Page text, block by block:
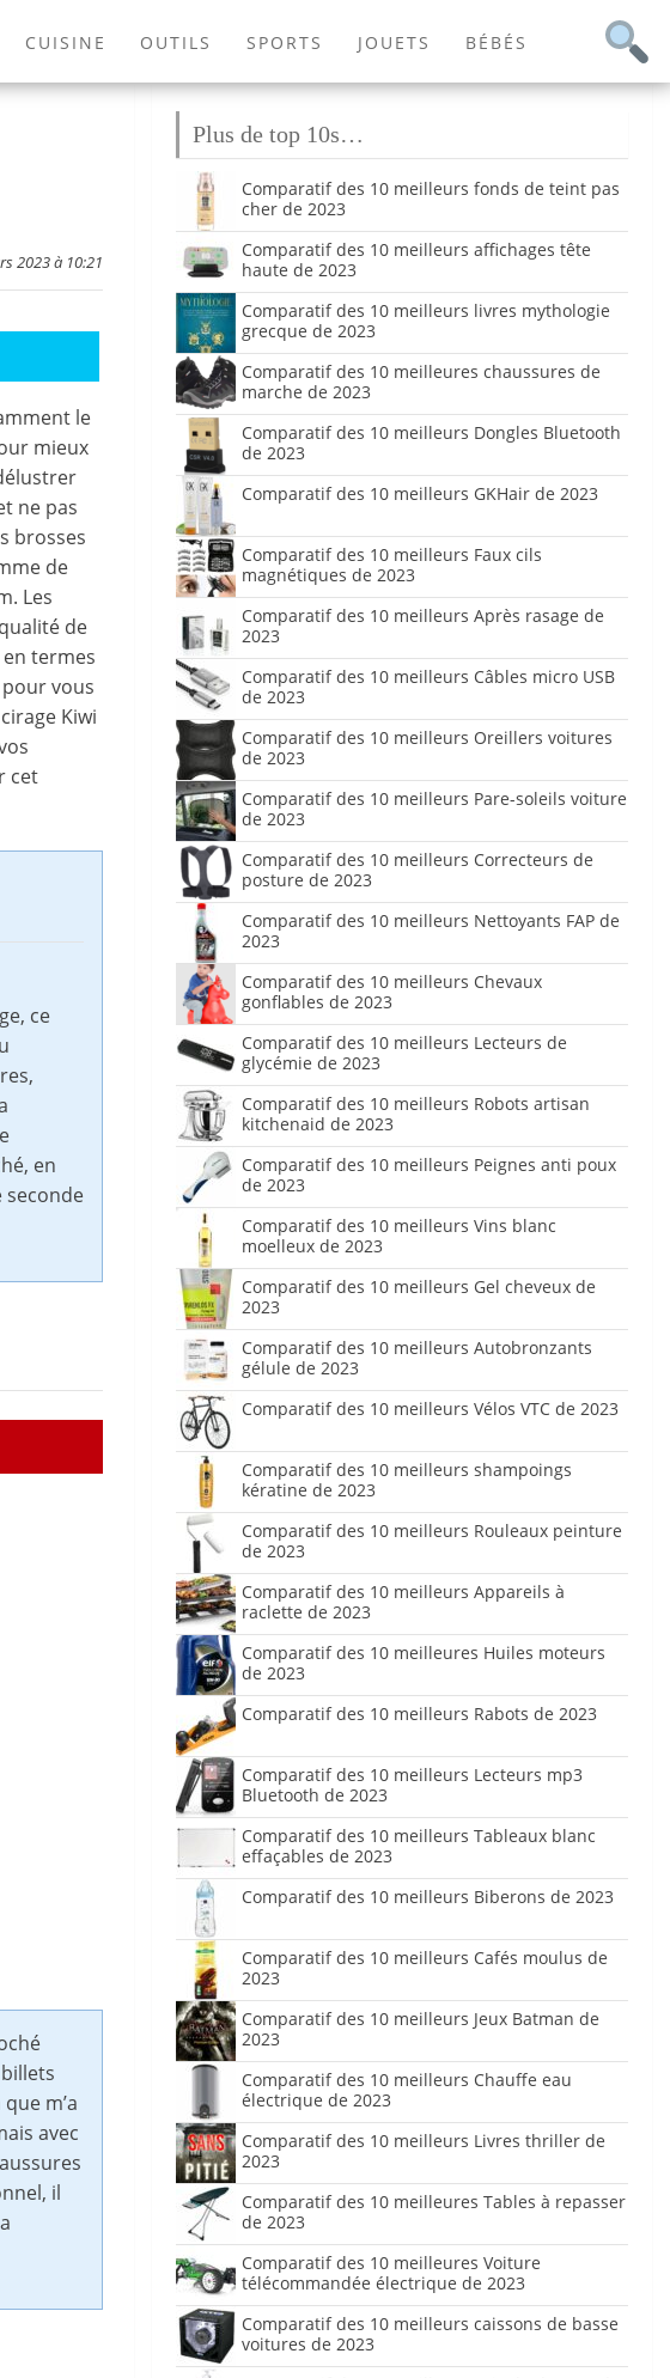
CUISINE OUTILS SPORTS JOUETS BÉBÉS
LIVRES
2023 à 10:21
le
mieux
ne pas
brosses
de
Les
de
termes
vous
Kiwi
cet
ce
en
seconde
m’a
avec
il
Plus de top 10s…
Comparatif des 10 meilleurs fonds de teint pas
cher de 2023
Comparatif des 10 meilleurs affichages tête
haute de 2023
Comparatif des 10 meilleurs livres mythologie
grecque de 2023
Comparatif des 10 meilleures chaussures de
marche de 2023
Comparatif des 10 meilleurs Dongles Bluetooth
de 2023
Comparatif des 10 meilleurs GKHair de 2023
Comparatif des 10 meilleurs Faux cils
magnétiques de 2023
Comparatif des 10 meilleurs Après rasage de
2023
Comparatif des 10 meilleurs Câbles micro USB
de 2023
Comparatif des 10 meilleurs Oreillers voitures
de 2023
Comparatif des 10 meilleurs Pare-soleils voiture
de 2023
Comparatif des 10 meilleurs Correcteurs de
posture de 2023
Comparatif des 10 meilleurs Nettoyants FAP de
2023
Comparatif des 10 meilleurs Chevaux
gonflables de 2023
Comparatif des 10 meilleurs Lecteurs de
glycémie de 2023
Comparatif des 10 meilleurs Robots artisan
kitchenaid de 2023
Comparatif des 10 meilleurs Peignes anti poux
de 2023
Comparatif des 10 meilleurs Vins blanc
moelleux de 2023
Comparatif des 10 meilleurs Gel cheveux de
2023
Comparatif des 10 meilleurs Autobronzants
gélule de 2023
Comparatif des 10 meilleurs Vélos VTC de 2023
Comparatif des 10 meilleurs shampoings
kératine de 2023
Comparatif des 10 meilleurs Rouleaux peinture
de 2023
Comparatif des 10 meilleurs Appareils à
raclette de 2023
Comparatif des 10 meilleures Huiles moteurs
de 2023
Comparatif des 10 meilleurs Rabots de 2023
Comparatif des 10 meilleurs Lecteurs mp3
Bluetooth de 2023
Comparatif des 10 meilleurs Tableaux blanc
effaçables de 2023
Comparatif des 10 meilleurs Biberons de 2023
Comparatif des 10 meilleurs Cafés moulus de
2023
Comparatif des 10 meilleurs Jeux Batman de
2023
Comparatif des 10 meilleurs Chauffe eau
électrique de 2023
Comparatif des 10 meilleurs Livres thriller de
2023
Comparatif des 10 meilleures Tables à repasser
de 2023
Comparatif des 10 meilleures Voiture
télécommandée électrique de 2023
Comparatif des 10 meilleurs caissons de basse
voitures de 2023